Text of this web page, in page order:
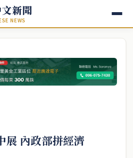
新聞
NEWS
展 內政部拼經濟